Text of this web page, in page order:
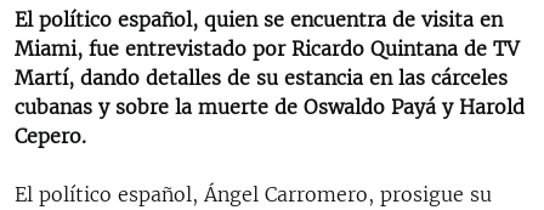
LOS SANTOS DE HIALEAH
DESINFORMACIÓN RUSA EN AMÉRICA LATINA
LA INVASIÓN DE RUSIA A UCRANIA
El político español, quien se encuentra de visita en
Miami, fue entrevistado por Ricardo Quintana de TV
Martí, dando detalles de su estancia en las cárceles
cubanas y sobre la muerte de Oswaldo Payá y Harold
Cepero.
El político español, Ángel Carromero, prosigue su